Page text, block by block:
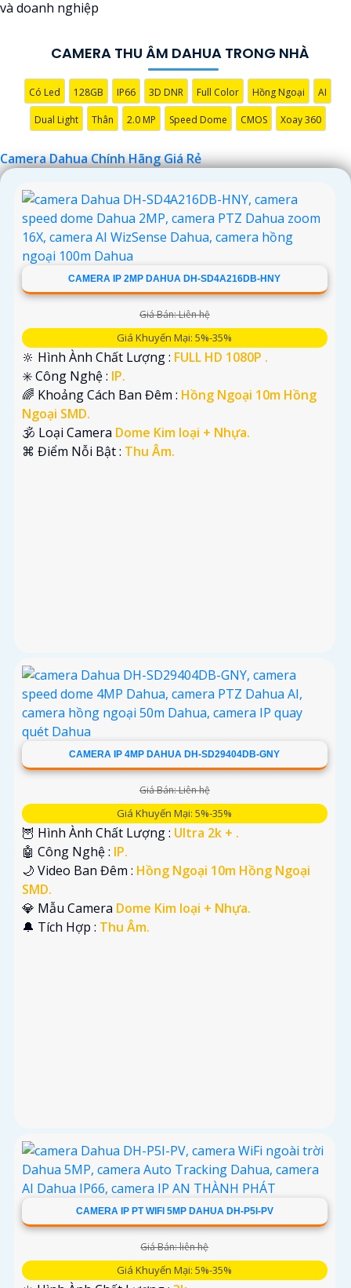
bạn có thêm câu hỏi hoặc cần tư vấn thêm, đừng ngần ngại
và doanh nghiệp
CAMERA THU ÂM DAHUA TRONG NHÀ
Có Led 128GB IP66 3D DNR Full Color Hồng Ngoại AI
Dual Light Thân 2.0 MP Speed Dome CMOS Xoay 360
Camera Dahua Chính Hãng Giá Rẻ
CAMERA IP 2MP DAHUA DH-SD4A216DB-HNY
Giá Bán: Liên hệ
Giá Khuyến Mại: 5%-35%
🔆 Hình Ành Chất Lượng : FULL HD 1080P .
✳️ Công Nghệ : IP.
🌈 Khoảng Cách Ban Đêm : Hồng Ngoại 10m Hồng
Ngoại SMD.
🕉️ Loại Camera Dome Kim loại + Nhựa.
️⌘ Điểm Nỗi Bật : Thu Âm.
CAMERA IP 4MP DAHUA DH-SD29404DB-GNY
Giá Bán: Liên hệ
Giá Khuyến Mại: 5%-35%
🦉 Hình Ành Chất Lượng : Ultra 2k + .
🤖️ Công Nghệ : IP.
🌙 Video Ban Đêm : Hồng Ngoại 10m Hồng Ngoại
SMD.
💎 Mẫu Camera Dome Kim loại + Nhựa.
️🔔 Tích Hợp : Thu Âm.
CAMERA IP PT WIFI 5MP DAHUA DH-P5I-PV
Giá Bán: liên hệ
Giá Khuyến Mại: 5%-35%